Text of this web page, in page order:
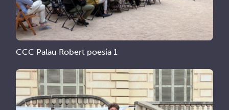
CCC Palau Robert poesia 1